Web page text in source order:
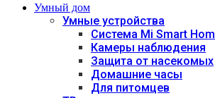
Умный дом
Умные устройства
Система Mi Smart
Камеры наблюдения
Защита от насекомых
Домашние часы
Для питомцев